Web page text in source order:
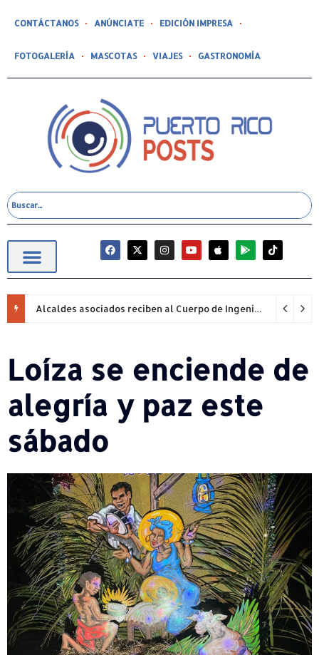
CONTÁCTANOS ANÚNCIATE EDICIÓN IMPRESA
FOTOGALERÍA MASCOTAS VIAJES GASTRONOMÍA
Alcaldes asociados reciben al Cuerpo de Ingenieros (USACE) para proyectos pendientes.
Loíza se enciende de
alegría y paz este
sábado